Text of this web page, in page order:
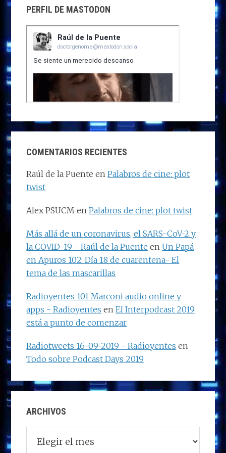
PERFIL DE MASTODON
COMENTARIOS RECIENTES
Raúl de la Puente enPalabros de cine: plot
twist
Alex PSUCM enPalabros de cine: plot twist
Más allá de un coronavirus, el SARS-CoV-2 y
la COVID-19 - Raúl de la Puente enUn Papá
en Apuros 102: Día 18 de cuarentena- El
tema de las mascarillas
Radioyentes 101 Marconi audio online y
apps - Radioyentes enEl Interpodcast 2019
está a punto de comenzar
Radiotweets 16-09-2019 - Radioyentes en
Todo sobre Podcast Days 2019
ARCHIVOS